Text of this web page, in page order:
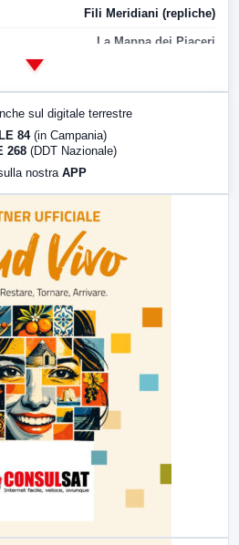
Fili Meridiani (repliche)
La Mappa dei Piaceri
sul digitale terrestre
84 (in Campania)
268 (DDT Nazionale)
nostra APP